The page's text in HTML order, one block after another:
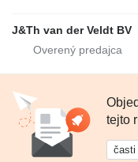
J&Th van der Veldt BV
tejto
časti